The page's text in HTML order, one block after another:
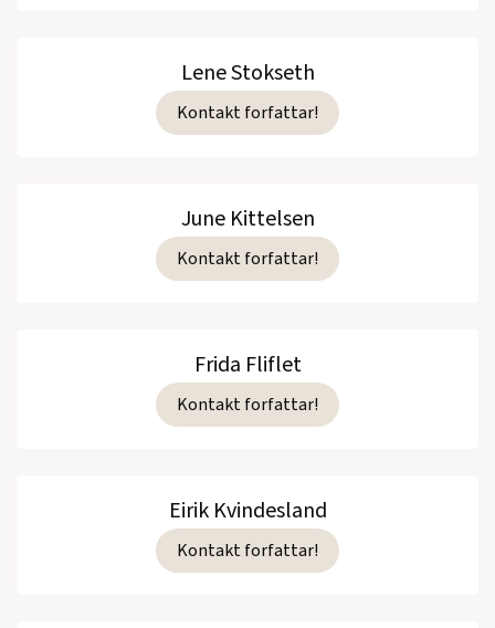
Lene Stokseth
Kontakt forfattar!
June Kittelsen
Kontakt forfattar!
Frida Fliflet
Kontakt forfattar!
Eirik Kvindesland
Kontakt forfattar!